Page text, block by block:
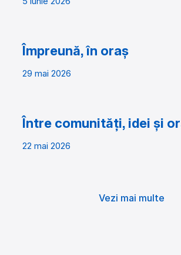
Împreună, în oraș
29 mai 2026
Între comunități, idei și
22 mai 2026
Vezi mai multe